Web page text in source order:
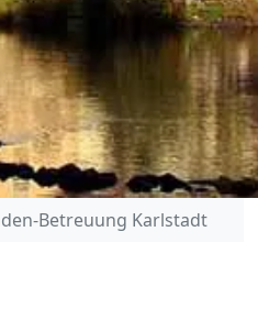
Betreuung Karlstadt